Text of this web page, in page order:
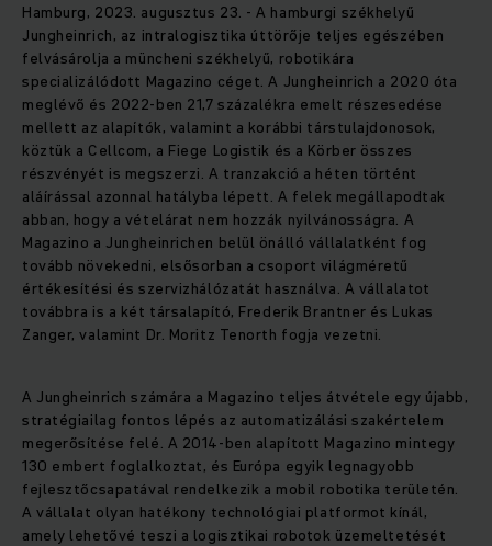
Hamburg, 2023. augusztus 23. - A hamburgi székhelyű
Jungheinrich, az intralogisztika úttörője teljes egészében
felvásárolja a müncheni székhelyű, robotikára
specializálódott Magazino céget. A Jungheinrich a 2020 óta
meglévő és 2022-ben 21,7 százalékra emelt részesedése
mellett az alapítók, valamint a korábbi társtulajdonosok,
köztük a Cellcom, a Fiege Logistik és a Körber összes
részvényét is megszerzi. A tranzakció a héten történt
aláírással azonnal hatályba lépett. A felek megállapodtak
abban, hogy a vételárat nem hozzák nyilvánosságra. A
Magazino a Jungheinrichen belül önálló vállalatként fog
tovább növekedni, elsősorban a csoport világméretű
értékesítési és szervizhálózatát használva. A vállalatot
továbbra is a két társalapító, Frederik Brantner és Lukas
Zanger, valamint Dr. Moritz Tenorth fogja vezetni.
A Jungheinrich számára a Magazino teljes átvétele egy újabb,
stratégiailag fontos lépés az automatizálási szakértelem
megerősítése felé. A 2014-ben alapított Magazino mintegy
130 embert foglalkoztat, és Európa egyik legnagyobb
fejlesztőcsapatával rendelkezik a mobil robotika területén.
A vállalat olyan hatékony technológiai platformot kínál,
amely lehetővé teszi a logisztikai robotok üzemeltetését